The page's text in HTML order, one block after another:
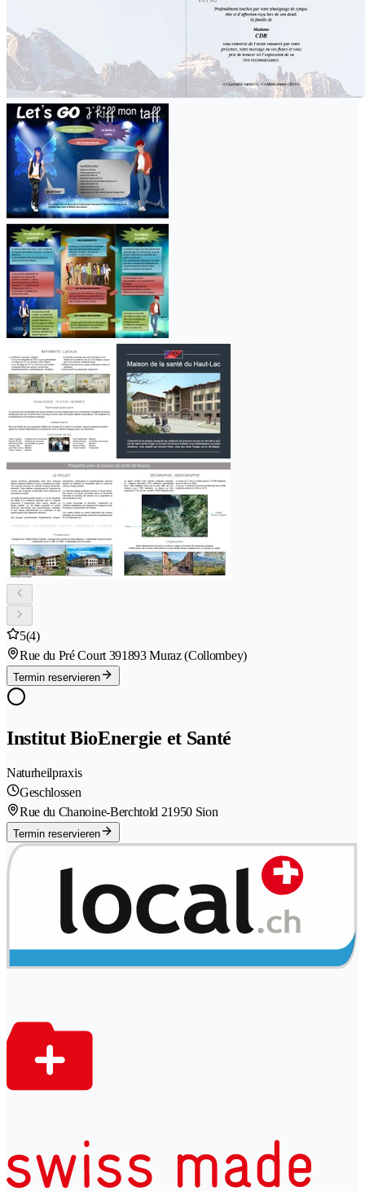
5(4)
Rue du Pré Court 391893 Muraz (Collombey)
Termin reservieren
Institut BioEnergie et Santé
Naturheilpraxis
Geschlossen
Rue du Chanoine-Berchtold 21950 Sion
Termin reservieren